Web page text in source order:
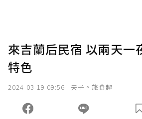
來吉蘭后民宿 以兩天一
特色
2024-03-19 09:56 夫子。旅食趣